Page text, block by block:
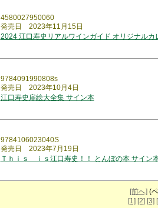
4580027950060
発売日 2023年11月15日
2024 江口寿史リアルワインガイド オリジナルカ
9784091990808s
発売日 2023年10月4日
江口寿史扉絵大全集 サイン本
9784106023040S
発売日 2023年7月19日
Ｔｈｉｓ ｉｓ江口寿史！！ とんぼの本 サイン
[前へ] (
[1] [2] [3]